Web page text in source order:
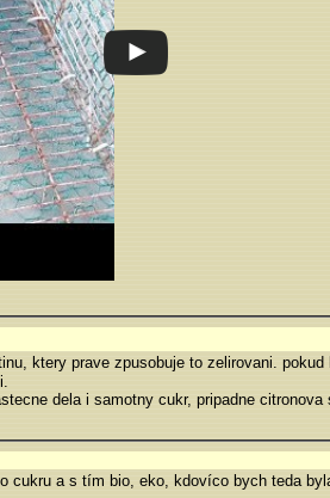
ktery prave zpusobuje to zelirovani.
dela i samotny cukr, pripadne citronova
cukru a s tím bio, eko, kdovíco bych teda